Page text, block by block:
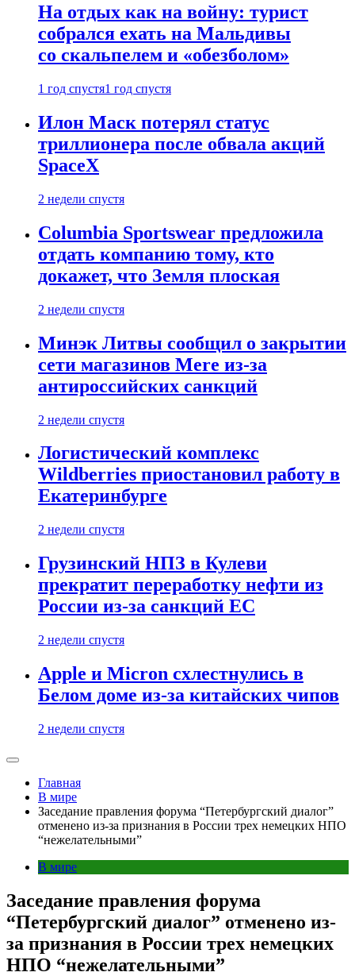
На отдых как на войну: турист
собрался ехать на Мальдивы
со скальпелем и «обезболом»
1 год спустя1 год спустя
Илон Маск потерял статус
триллионера после обвала акций
SpaceX
2 недели спустя
Columbia Sportswear предложила
отдать компанию тому, кто
докажет, что Земля плоская
2 недели спустя
Минэк Литвы сообщил о закрытии
сети магазинов Mere из-за
антироссийских санкций
2 недели спустя
Логистический комплекс
Wildberries приостановил работу в
Екатеринбурге
2 недели спустя
Грузинский НПЗ в Кулеви
прекратит переработку нефти из
России из-за санкций ЕС
2 недели спустя
Apple и Micron схлестнулись в
Белом доме из-за китайских чипов
2 недели спустя
Главная
В мире
Заседание правления форума “Петербургский диалог”
отменено из-за признания в России трех немецких НПО
“нежелательными”
В мире
Заседание правления форума
“Петербургский диалог” отменено из-
за признания в России трех немецких
НПО “нежелательными”